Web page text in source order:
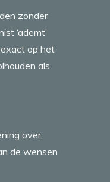
zonder
‘ademt’
op het
als
over.
de wensen